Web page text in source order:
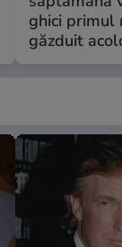
ghici primul
găzduit